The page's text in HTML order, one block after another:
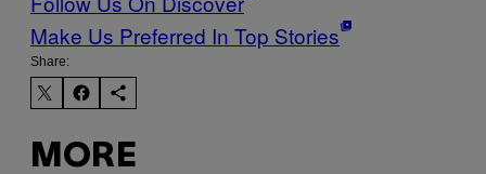
Make Us Preferred In Top Stories
Share:
MORE